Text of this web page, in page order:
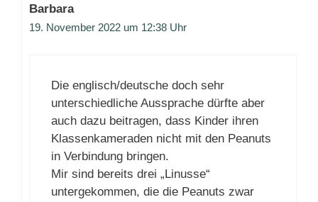
Barbara
19. November 2022 um 12:38 Uhr
Die englisch/deutsche doch sehr
unterschiedliche Aussprache dürfte aber
auch dazu beitragen, dass Kinder ihren
Klassenkameraden nicht mit den Peanuts
in Verbindung bringen.
Mir sind bereits drei „Linusse“
untergekommen, die die Peanuts zwar